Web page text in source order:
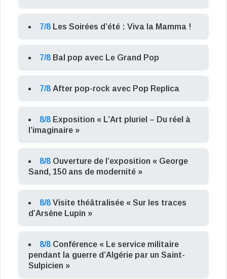
7/8 Les Soirées d’été : Viva la Mamma !
7/8 Bal pop avec Le Grand Pop
7/8 After pop-rock avec Pop Replica
8/8 Exposition « L’Art pluriel – Du réel à
l’imaginaire »
8/8 Ouverture de l’exposition « George
Sand, 150 ans de modernité »
8/8 Visite théâtralisée « Sur les traces
d’Arsène Lupin »
8/8 Conférence « Le service militaire
pendant la guerre d’Algérie par un Saint-
Sulpicien »